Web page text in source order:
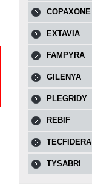
COPAXONE
EXTAVIA
FAMPYRA
GILENYA
PLEGRIDY
REBIF
TECFIDERA
TYSABRI